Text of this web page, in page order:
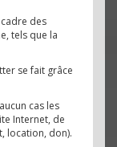
des
tels que la
se fait grâce
cas les
Internet, de
location, don).